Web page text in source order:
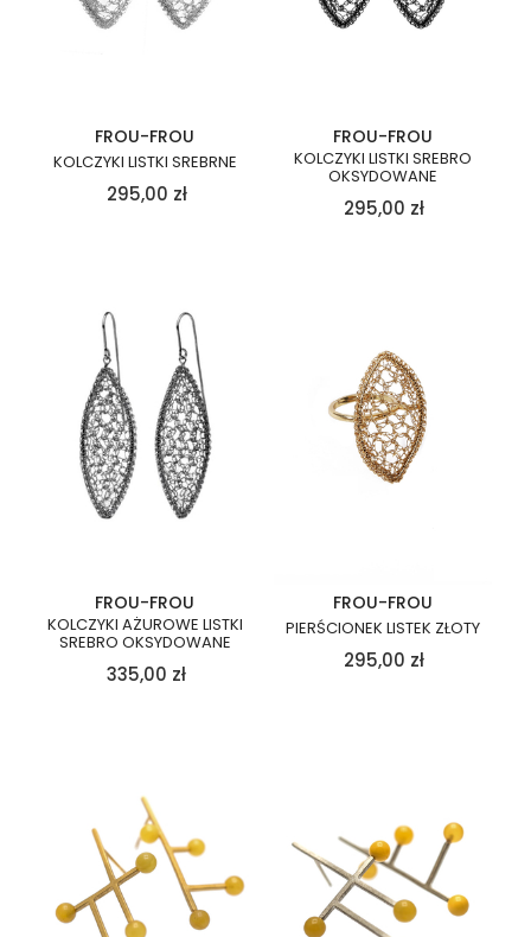
FROU-FROU
KOLCZYKI LISTKI SREBRNE
295,00 zł
FROU-FROU
KOLCZYKI LISTKI SREBRO
OKSYDOWANE
295,00 zł
FROU-FROU
KOLCZYKI AŻUROWE LISTKI
SREBRO OKSYDOWANE
335,00 zł
FROU-FROU
PIERŚCIONEK LISTEK ZŁOTY
295,00 zł